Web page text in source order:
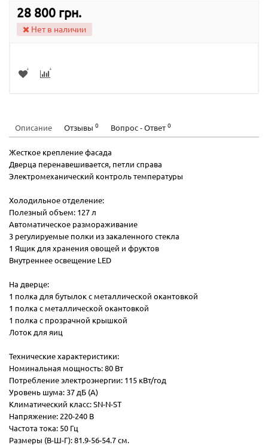
28 800 грн.
Нет в наличии
Описание Отзывы 0 Вопрос - Ответ 0
Жесткое крепление фасада
Дверца перенавешивается, петли справа
Электромеханический контроль температуры
Холодильное отделение:
Полезный объем: 127 л
Автоматическое размораживание
3 регулируемые полки из закаленного стекла
1 Ящик для хранения овощей и фруктов
Внутреннее освещение LED
На дверце:
1 полка для бутылок с металлической окантовкой
1 полка с металлической окантовкой
1 полка с прозрачной крышкой
Лоток для яиц
Технические характеристики:
Номинальная мощность: 80 Вт
Потребление электроэнергии: 115 кВт/год
Уровень шума: 37 дБ (А)
Климатический класс: SN-N-ST
Напряжение: 220-240 В
Частота тока: 50 Гц
Размеры (В-Ш-Г): 81.9-56-54.7 см.